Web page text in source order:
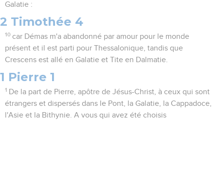
Galatie :
2 Timothée 4
10 car Démas m'a abandonné par amour pour le monde
présent et il est parti pour Thessalonique, tandis que
Crescens est allé en Galatie et Tite en Dalmatie.
1 Pierre 1
1 De la part de Pierre, apôtre de Jésus-Christ, à ceux qui sont
étrangers et dispersés dans le Pont, la Galatie, la Cappadoce,
l'Asie et la Bithynie. A vous qui avez été choisis